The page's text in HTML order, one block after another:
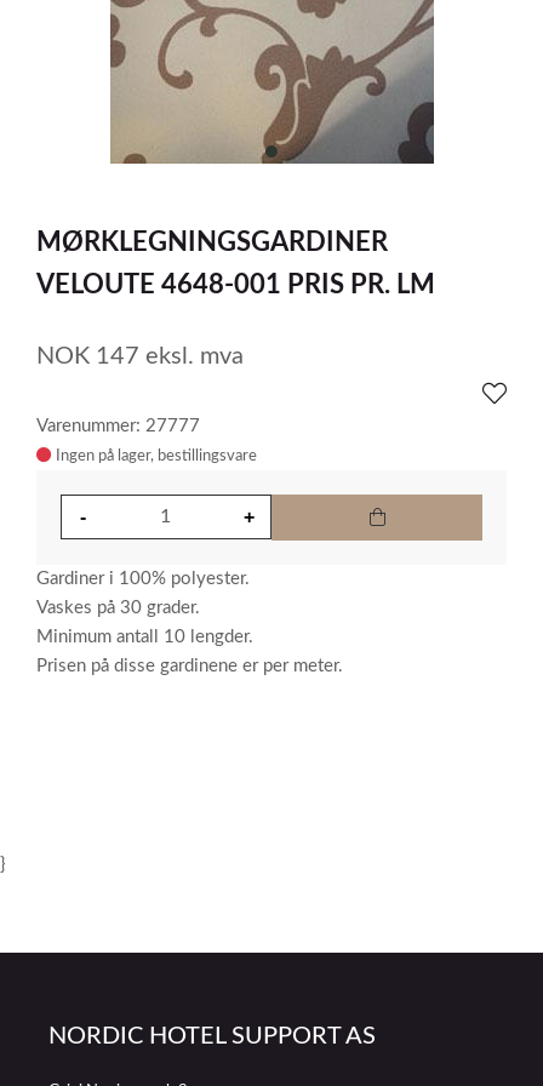
item
of
1
MØRKLEGNINGSGARDINER
VELOUTE 4648-001 PRIS PR. LM
NOK 147 eksl. mva
Varenummer: 27777
Ingen på lager
Gardiner i 100% polyester.
Vaskes på 30 grader.
Minimum antall 10 lengder.
Prisen på disse gardinene er per meter.
}
NORDIC HOTEL SUPPORT AS